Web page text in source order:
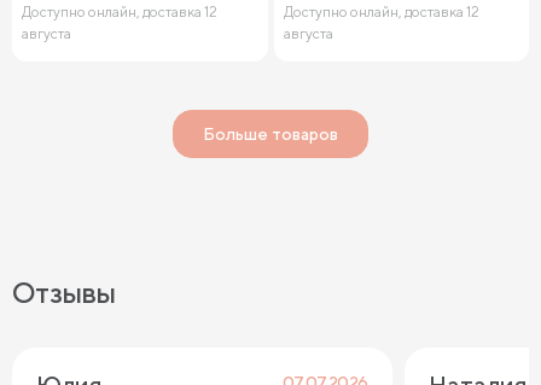
Доступно онлайн, доставка 12
августа
Доступно онлайн, доставка 12
августа
Больше товаров
Отзывы